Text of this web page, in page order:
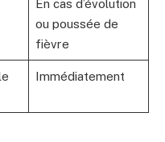
En cas d’évolution
ou poussée de
fièvre
Immédiatement